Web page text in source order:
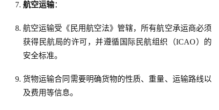
航空运输：
航空运输受《民用航空法》管辖，所有航空承运商必须
获得民航局的许可，并遵循国际民航组织（ICAO）的
安全标准。
货物运输合同需要明确货物的性质、重量、运输路线以
及费用等信息。